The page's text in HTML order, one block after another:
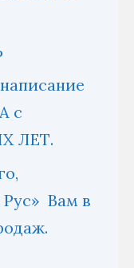
с
ЛЕТ.
Вам в